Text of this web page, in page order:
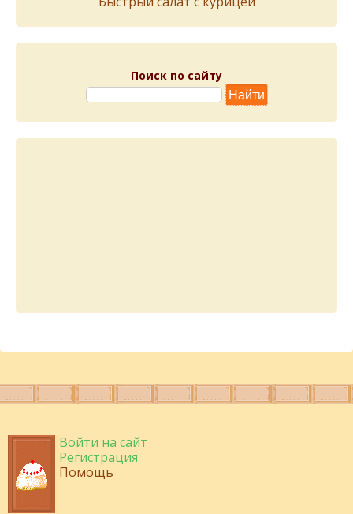
Поиск по сайту
Войти на сайт
Регистрация
Помощь